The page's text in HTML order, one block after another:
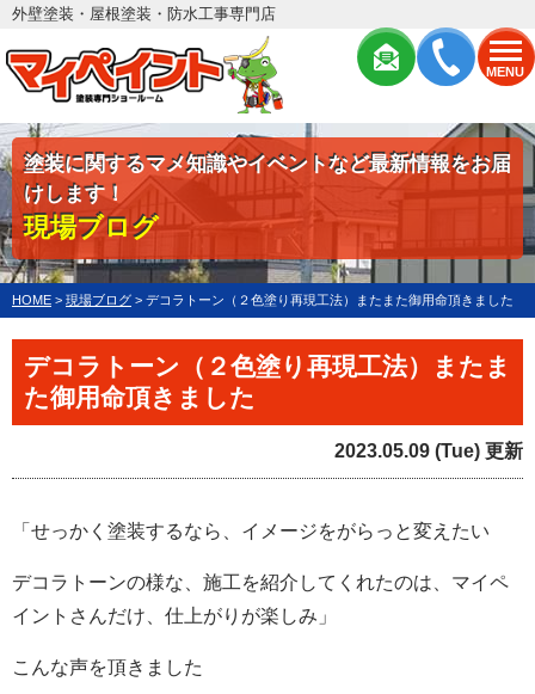
MENU
外壁塗装・屋根塗装・防水工事専門店
塗装に関するマメ知識やイベントなど最新情報をお届
けします！
現場ブログ
HOME > 現場ブログ > デコラトーン（２色塗り再現工法）またまた御用命頂きました
デコラトーン（２色塗り再現工法）またま
た御用命頂きました
2023.05.09 (Tue) 更新
「せっかく塗装するなら、イメージをがらっと変えたい
デコラトーンの様な、施工を紹介してくれたのは、マイペ
イントさんだけ、仕上がりが楽しみ」
こんな声を頂きました